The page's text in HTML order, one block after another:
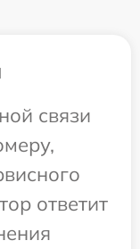
связи
ответит